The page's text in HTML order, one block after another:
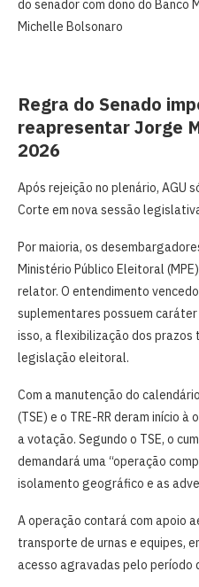
do senador com dono do Banco
Michelle Bolsonaro
Regra do Senado
reapresentar Jorge
2026
Após rejeição no plenário, AGU
Corte em nova sessão
Por maioria, os
Ministério Público Eleitoral
relator. O entendimento
suplementares possuem
isso, a flexibilização dos prazos
legislação eleitoral.
Com a manutenção do
(TSE) e o TRE-RR deram início
a votação. Segundo o TSE, o
demandará uma “operação
isolamento geográfico e as
A operação contará com apoio
transporte de urnas e equipes,
acesso agravadas pelo período